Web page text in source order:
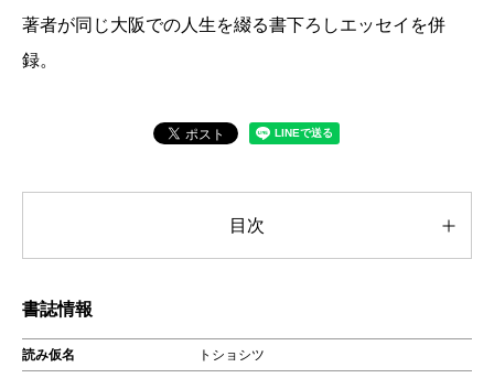
著者が同じ大阪での人生を綴る書下ろしエッセイを併
録。
目次
書誌情報
読み仮名 トショシツ